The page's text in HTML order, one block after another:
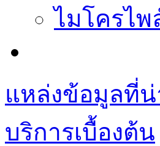
ไมโครไพ
แหล่งข้อมูลที่น่
บริการเบื้องต้น